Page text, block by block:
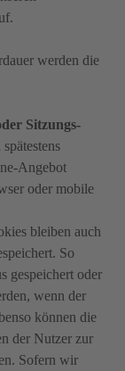
werden die
Sitzungs-
Angebot
oder mobile
bleiben auch
So
gespeichert oder
wenn der
können die
der Nutzer zur
Sofern wir